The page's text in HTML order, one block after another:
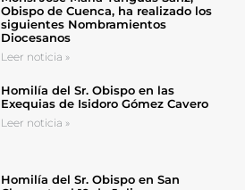
Obispo de Cuenca, ha realizado los
siguientes Nombramientos
Diocesanos
Leer noticia »
Homilía del Sr. Obispo en las
Exequias de Isidoro Gómez Cavero
Leer noticia »
Homilía del Sr. Obispo en San